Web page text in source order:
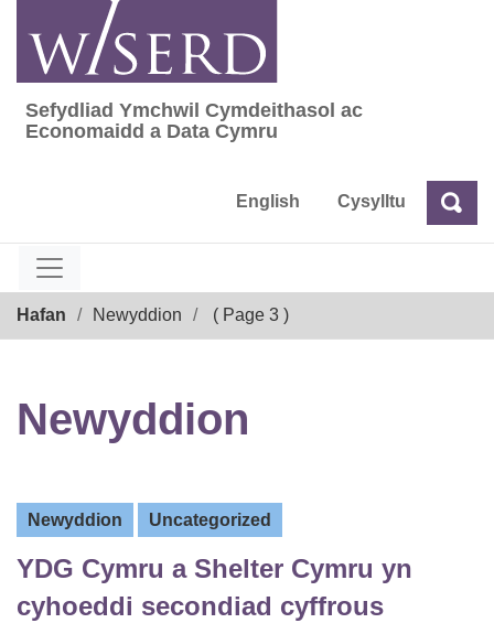
content
Sefydliad Ymchwil Cymdeithasol ac
Sefydliad Ymchwil Cymdeithasol ac
Economaidd a Data Cymru
English Cysylltu Chwilio
Hafan Newyddion ( Page 3 )
Newyddion
Newyddion Uncategorized
YDG Cymru a Shelter Cymru yn
cyhoeddi secondiad cyffrous